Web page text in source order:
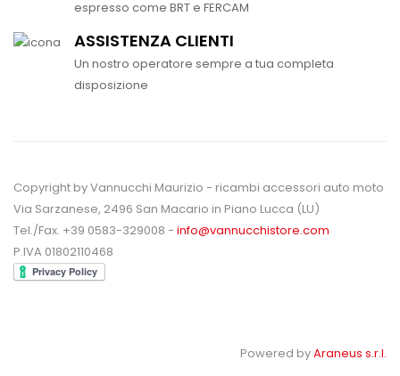
espresso come BRT e FERCAM
ASSISTENZA CLIENTI
Un nostro operatore sempre a tua completa
disposizione
Copyright by Vannucchi Maurizio - ricambi accessori auto moto
Via Sarzanese, 2496 San Macario in Piano Lucca (LU)
Tel./Fax. +39 0583-329008 - info@vannucchistore.com
P.IVA 01802110468
Powered byAraneus s.r.l.